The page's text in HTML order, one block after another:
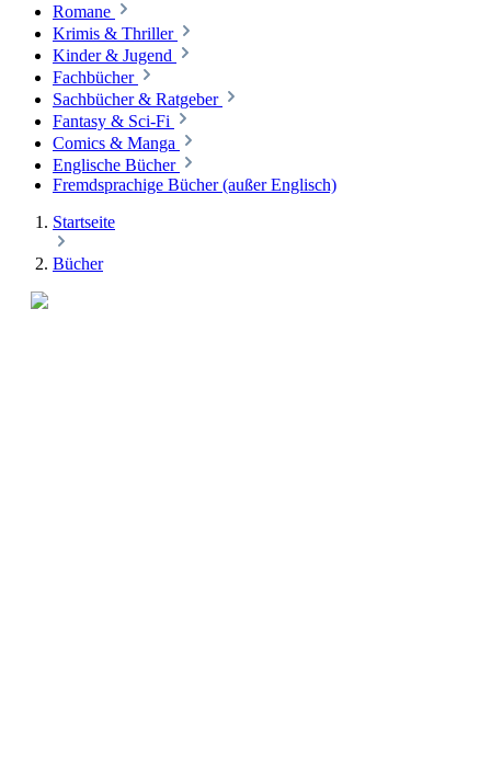
Romane
Krimis & Thriller
Kinder & Jugend
Fachbücher
Sachbücher & Ratgeber
Fantasy & Sci-Fi
Comics & Manga
Englische Bücher
Fremdsprachige Bücher (außer Englisch)
Startseite
Bücher